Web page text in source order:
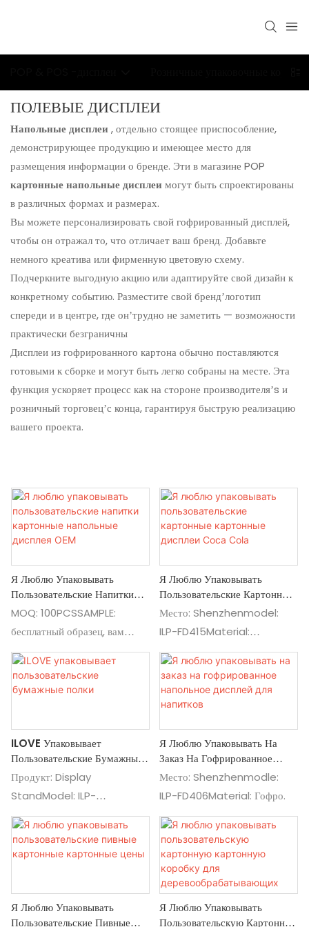
ПОЛЕВЫЕ ДИСПЛЕИ
Напольные дисплеи , отдельно стоящее приспособление,
демонстрирующее продукцию и имеющее место для
размещения информации о бренде. Эти в магазине POP
картонные напольные дисплеи могут быть спроектированы
в различных формах и размерах.
Вы можете персонализировать свой гофрированный дисплей,
чтобы он отражал то, что отличает ваш бренд. Добавьте
немного креатива или фирменную цветовую схему.
Подчеркните выгодную акцию или адаптируйте свой дизайн к
конкретному событию. Разместите свой бренд’логотип
спереди и в центре, где он’трудно не заметить — возможности
практически безграничны
Дисплеи из гофрированного картона обычно поставляются
готовыми к сборке и могут быть легко собраны на месте. Эта
функция ускоряет процесс как на стороне производителя’s и
розничный торговец’с конца, гарантируя быструю реализацию
вашего проекта.
Я Люблю Упаковывать
Пользовательские Напитки
Картонные Напольные
MOQ: 100PCSSAMPLE:
бесплатный образец, вам
нужно только заплатить
грузом. Проверка выполнения:
3DaysSshipping: по морю
нам свой файл
проектирования и целевое
количество, и мы скоро
рассмотрим вас. Если вы еще
не разработали его, просто
сообщите нам размер своего
продукта и как его
разработаем дисплеи для вас.
бесплатно
Я Люблю Упаковывать
Пользовательские Картонные
Картонные Дисплеи Coca
Место: Shenzhenmodel:
ILP-FD415Material:
гофрированные карты:
59*35*150 Cmcustom:
Материал, размер, логотип,
печать, художественная
детской кухни для закуски
для: супермаркет, магазин и
различные сцены
ILOVE Упаковывает
Пользовательские Бумажные
Полки
Продукт: Display
StandModel: ILP-
FD101Material: Серые доски
Я Люблю Упаковывать На
Заказ На Гофрированное
Напольное Дисплей Для
Напитков
Место: Shenzhenmodle:
ILP-FD406Material: Гофро.
Я Люблю Упаковывать
Пользовательские Пивные
Я Люблю Упаковывать
Пользовательскую Картонную